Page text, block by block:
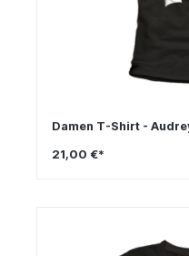
Damen T-Shirt -
21,00 €*